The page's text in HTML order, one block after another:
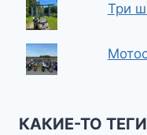
Три
КАКИЕ-ТО ТЕГИ